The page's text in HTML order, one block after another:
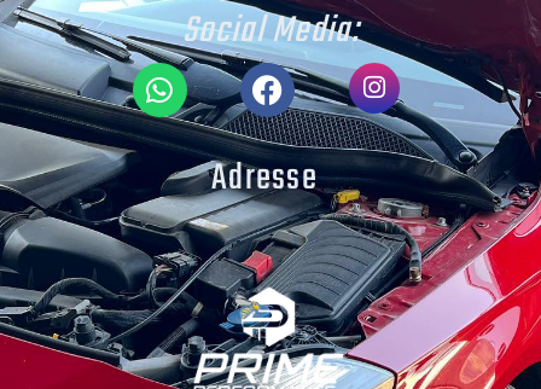
Social Media:
Adresse